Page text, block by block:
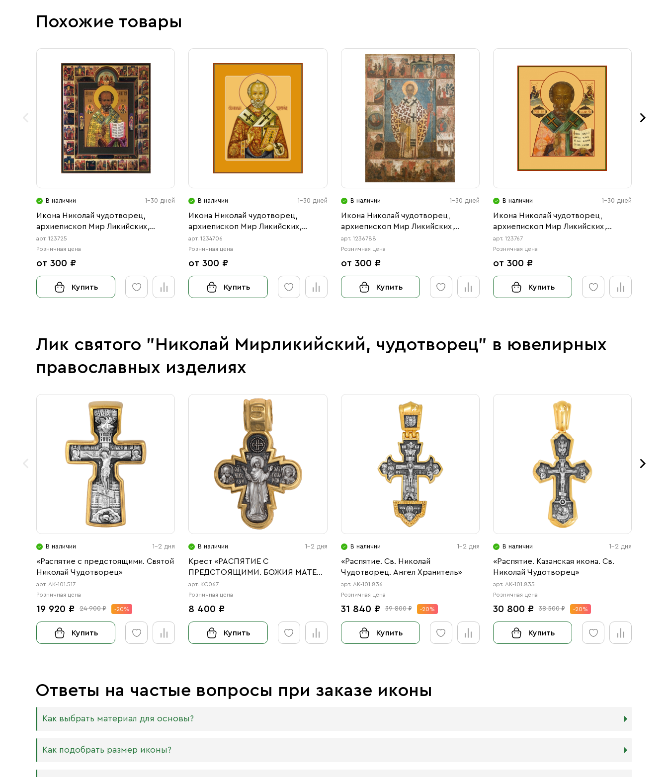
Похожие товары
В наличии 1-30 дней
Икона Николай чудотворец,
архиепископ Мир Ликийских,
святитель (АРТ.00725)
арт. 123725
Розничная цена
от 300 ₽
Купить
В наличии 1-30 дней
Икона Николай чудотворец,
архиепископ Мир Ликийских,
святитель (АРТ.04706)
арт. 1234706
Розничная цена
от 300 ₽
Купить
В наличии 1-30 дней
Икона Николай чудотворец,
архиепископ Мир Ликийских,
святитель (АРТ.06788)
арт. 1236788
Розничная цена
от 300 ₽
Купить
В наличии 1-30 дней
Икона Николай чудотворец,
архиепископ Мир Ликийских,
святитель (АРТ.00767)
арт. 123767
Розничная цена
от 300 ₽
Купить
Лик святого "Николай Мирликийский, чудотворец" в ювелирных
православных изделиях
В наличии 1-2 дня
«Распятие с предстоящими. Святой
Николай Чудотворец»
арт. АК-101.517
Розничная цена
19 920 ₽ 24 900 ₽ -20%
Купить
В наличии 1-2 дня
Крест «РАСПЯТИЕ С
ПРЕДСТОЯЩИМИ. БОЖИЯ МАТЕРЬ
ОРАНТА»
арт. КС067
Розничная цена
8 400 ₽
Купить
В наличии 1-2 дня
«Распятие. Св. Николай
Чудотворец. Ангел Хранитель»
арт. АК-101.836
Розничная цена
31 840 ₽ 39 800 ₽ -20%
Купить
В наличии 1-2 дня
«Распятие. Казанская икона. Св.
Николай Чудотворец»
арт. АК-101.835
Розничная цена
30 800 ₽ 38 500 ₽ -20%
Купить
Ответы на частые вопросы при заказе иконы
Как выбрать материал для основы?
Мы изготавливаем иконы на трёх разных видах досок:
Как подобрать размер иконы?